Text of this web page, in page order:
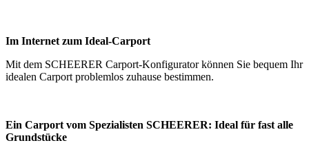
Im Internet zum Ideal-Carport
Mit dem SCHEERER Carport-Konfiguratorkönnen Sie bequem Ihr
idealen Carport problemlos zuhause bestimmen.
Ein Carport vom Spezialisten SCHEERER: Ideal für fast alle
Grundstücke